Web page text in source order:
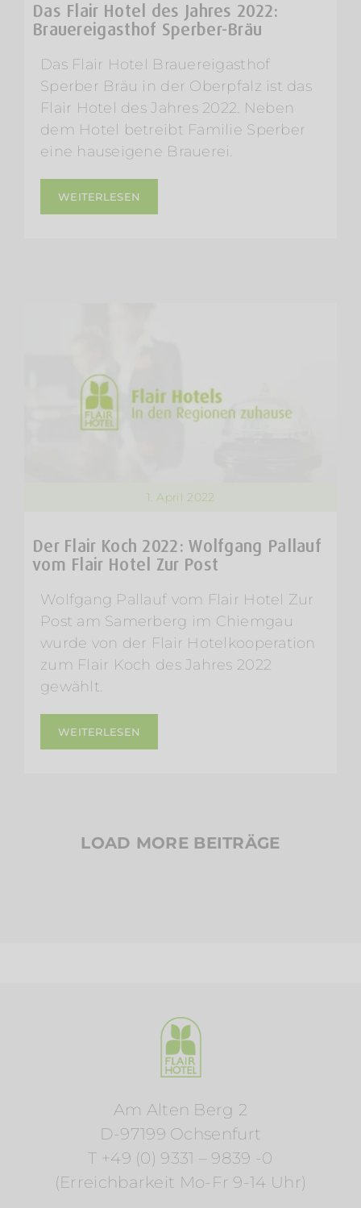
Das Flair Hotel des Jahres 2022:
Brauereigasthof Sperber-Bräu
Das Flair Hotel Brauereigasthof
Sperber Bräu in der Oberpfalz ist das
Flair Hotel des Jahres 2022. Neben
dem Hotel betreibt Familie Sperber
eine hauseigene Brauerei.
WEITERLESEN
1. April 2022
Der Flair Koch 2022: Wolfgang Pallauf
vom Flair Hotel Zur Post
Wolfgang Pallauf vom Flair Hotel Zur
Post am Samerberg im Chiemgau
wurde von der Flair Hotelkooperation
zum Flair Koch des Jahres 2022
gewählt.
WEITERLESEN
LOAD MORE BEITRÄGE
Am Alten Berg 2
D-97199 Ochsenfurt
T +49 (0) 9331 – 9839 -0
(Erreichbarkeit Mo-Fr 9-14 Uhr)